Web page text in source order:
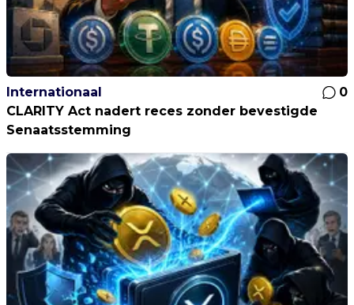
Internationaal
0
CLARITY Act nadert reces zonder bevestigde
Senaatsstemming